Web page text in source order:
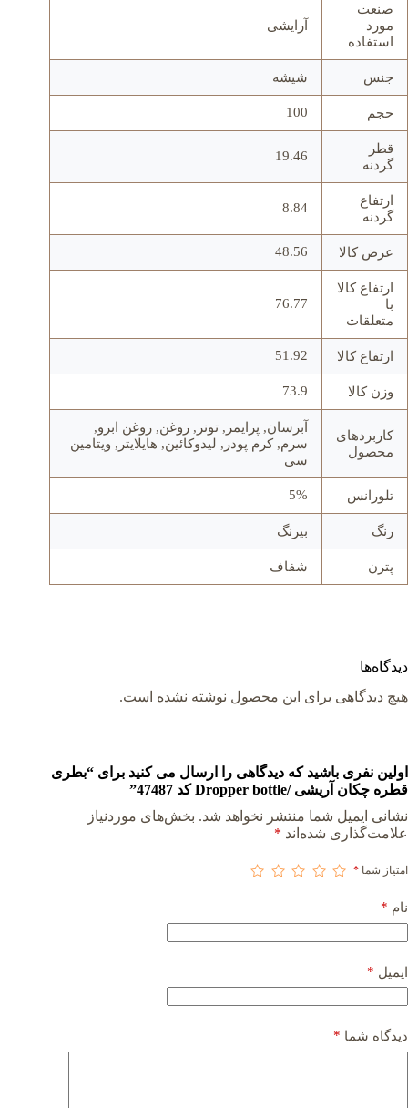
صنعت
مورد
استفاده
آرایشی
جنس شيشه
حجم 100
قطر
گردنه
19.46
ارتفاع
گردنه
8.84
عرض کالا 48.56
ارتفاع کالا
با
متعلقات
76.77
ارتفاع کالا 51.92
وزن کالا 73.9
کاربردهای
محصول
آبرسان, پرایمر, تونر, روغن, روغن ابرو,
سرم, کرم پودر, لیدوکائین, هایلایتر, ویتامین
سی
تلورانس 5%
رنگ بیرنگ
پترن شفاف
دیدگاه‌ها
هیچ دیدگاهی برای این محصول نوشته نشده است.
اولین نفری باشید که دیدگاهی را ارسال می کنید برای “بطری
قطره چکان آریشی /Dropper bottle کد 47487”
نشانی ایمیل شما منتشر نخواهد شد. بخش‌های موردنیاز
علامت‌گذاری شده‌اند *
امتیاز شما *
نام *
ایمیل *
دیدگاه شما *